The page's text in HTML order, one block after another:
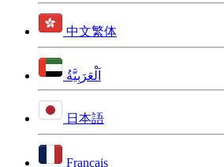
中文繁体
اَلْعَرَبِيَّةُ
日本語
Français